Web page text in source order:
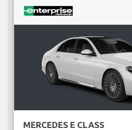
MERCEDES E CLASS